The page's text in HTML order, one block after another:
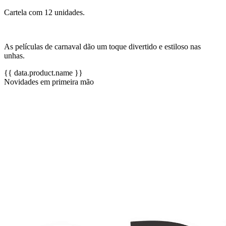
Cartela com 12 unidades.
As películas de carnaval dão um toque divertido e estiloso nas
unhas.
{{ data.product.name }}
Novidades em primeira mão